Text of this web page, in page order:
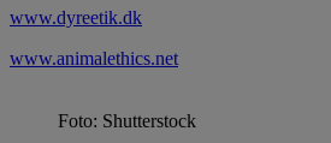
www.dyreetik.dk
www.animalethics.net
Foto: Shutterstock